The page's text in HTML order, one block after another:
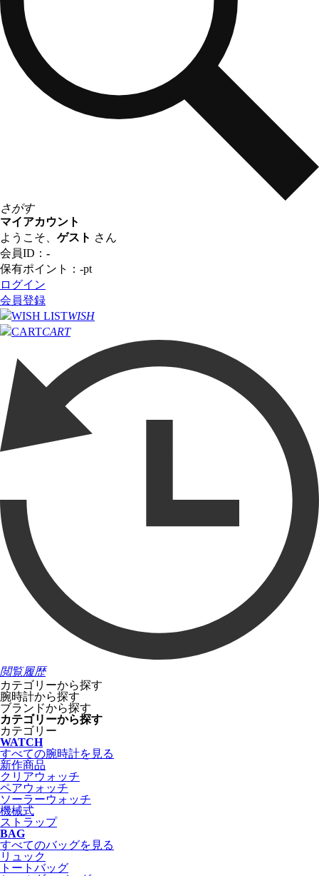
さがす
マイアカウント
ようこそ、 ゲスト さん
会員ID： -
保有ポイント： -pt
ログイン
会員登録
WISH
CART
閲覧履歴
カテゴリーから探す
腕時計から探す
ブランドから探す
カテゴリーから探す
カテゴリー
WATCH
すべての腕時計を見る
新作商品
クリアウォッチ
ペアウォッチ
ソーラーウォッチ
機械式
ストラップ
BAG
すべてのバッグを見る
リュック
トートバッグ